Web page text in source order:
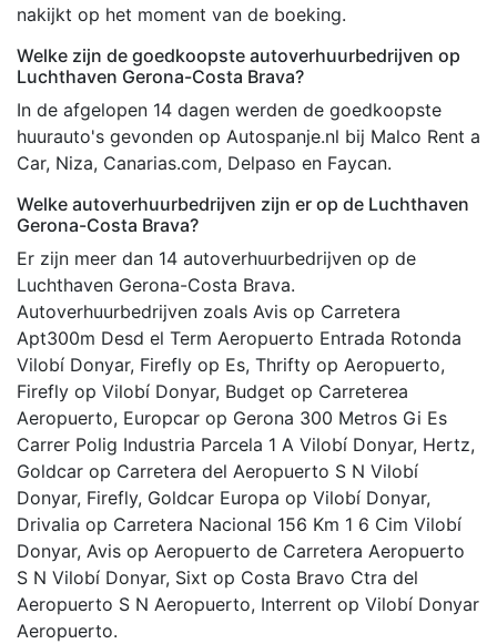
nakijkt op het moment van de boeking.
Welke zijn de goedkoopste autoverhuurbedrijven op
Luchthaven Gerona-Costa Brava?
In de afgelopen 14 dagen werden de goedkoopste
huurauto's gevonden op Autospanje.nl bij Malco Rent a
Car, Niza, Canarias.com, Delpaso en Faycan.
Welke autoverhuurbedrijven zijn er op de Luchthaven
Gerona-Costa Brava?
Er zijn meer dan 14 autoverhuurbedrijven op de
Luchthaven Gerona-Costa Brava.
Autoverhuurbedrijven zoals Avis op Carretera
Apt300m Desd el Term Aeropuerto Entrada Rotonda
Vilobí Donyar, Firefly op Es, Thrifty op Aeropuerto,
Firefly op Vilobí Donyar, Budget op Carreterea
Aeropuerto, Europcar op Gerona 300 Metros Gi Es
Carrer Polig Industria Parcela 1 A Vilobí Donyar, Hertz,
Goldcar op Carretera del Aeropuerto S N Vilobí
Donyar, Firefly, Goldcar Europa op Vilobí Donyar,
Drivalia op Carretera Nacional 156 Km 1 6 Cim Vilobí
Donyar, Avis op Aeropuerto de Carretera Aeropuerto
S N Vilobí Donyar, Sixt op Costa Bravo Ctra del
Aeropuerto S N Aeropuerto, Interrent op Vilobí Donyar
Aeropuerto.